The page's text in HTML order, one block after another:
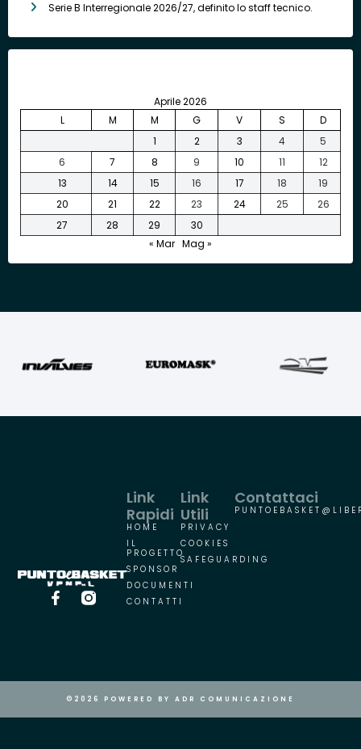
Serie B Interregionale 2026/27, definito lo staff tecnico.
Aprile 2026
L
M M G V S
D
1
2 3 4
5
6
7 8 9 10 11
12
13
14 15 16 17 18
19
20
21 22 23 24 25
26
27
28 29
30
« Mar Mag »
Link
Utili
PRIVACY
COOKIES
SAFEGUARDING
Link
Rapidi
HOME
IL
PROGETTO
SPONSOR
DOCUMENTI
CONTATTI
Contattaci
©2026 POWERED BY ADR COMUNICAZIONE